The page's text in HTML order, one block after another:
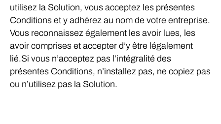
utilisez la Solution, vous acceptez les présentes
Conditions et y adhérez au nom de votre entreprise.
Vous reconnaissez également les avoir lues, les
avoir comprises et accepter d’y être légalement
lié.Si vous n’acceptez pas l’intégralité des
présentes Conditions, n’installez pas, ne copiez pas
ou n’utilisez pas la Solution.